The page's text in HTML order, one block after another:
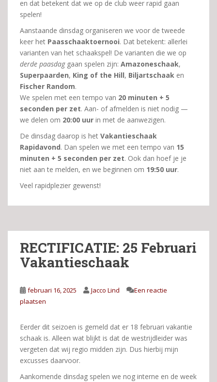
en dat betekent dat we op de club weer rapid gaan
spelen!
Aanstaande dinsdag organiseren we voor de tweede
keer het Paasschaaktoernooi. Dat betekent: allerlei
varianten van het schaakspel! De varianten die we op
derde paasdaggaan spelen zijn: Amazoneschaak,
Superpaarden, King of the Hill, Biljartschaak en
Fischer Random.
We spelen met een tempo van 20 minuten + 5
seconden per zet. Aan- of afmelden is niet nodig —
we delen om 20:00 uur in met de aanwezigen.
De dinsdag daarop is het Vakantieschaak
Rapidavond. Dan spelen we met een tempo van 15
minuten + 5 seconden per zet. Ook dan hoef je je
niet aan te melden, en we beginnen om 19:50 uur.
Veel rapidplezier gewenst!
RECTIFICATIE: 25 Februari
Vakantieschaak
februari 16, 2025 Jacco Lind
Een reactie
plaatsen
Eerder dit seizoen is gemeld dat er 18 februari vakantie
schaak is. Alleen wat blijkt is dat de westrijdleider was
vergeten dat wij regio midden zijn. Dus hierbij mijn
excusses daarvoor.
Aankomende dinsdag spelen we nog interne en de week